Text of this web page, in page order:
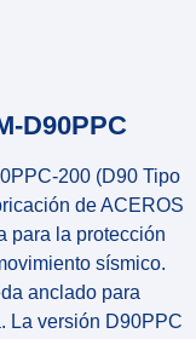
D90PPC
200 (D90 Tipo
de ACEROS
para la protección
sísmico.
anclado para
La versión D90PPC